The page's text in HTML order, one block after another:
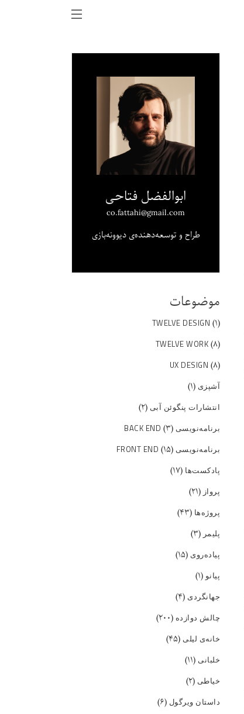
ابوالفضل فتاحی
co.fattahi@gmail.com
طراح و توسعه‌دهنده‌ی دیوونه‌بازی
موضوعات
TWELVE DESIGN (۱)
TWELVE WORK (۸)
UX DESIGN (۸)
آشپزی (۱)
انتشارات پنگوئن آبی (۲)
برنامه‌نویسی BACK END (۳)
برنامه‌نویسی FRONT END (۱۵)
پادکست‌ها (۱۷)
پرواز(۲۱)
پروژه‌ها (۴۳)
پلیمر(۳)
پیاده‌روی (۱۵)
پیانو(۱)
جهانگردی (۴)
چالش دوازده (۲۰۰)
خانه‌ی لیلی (۴۵)
خلبانی (۱۱)
خیاطی (۲)
داستان ویرگول (۶)